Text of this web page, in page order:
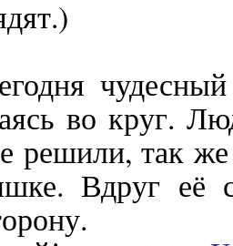
во круг.
решили, так
Вдруг её